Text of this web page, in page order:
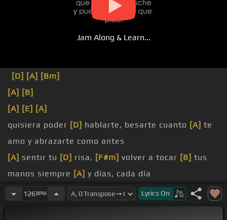
Jam Along & Learn...
[D] [A] [Bm]
[A] [B]
[A] [E] [A]
quisiera poder [D] hablarte, besarte cuanto [A] te
amo y abrazarte como antes
[A] sentir tu [D] risa, [F#m] volver a tocar [B] tus
manos siempre [A] y días, cada día
despertar
[C#m] al lado mio, que[D]Dios me
126 BPM Lyrics On